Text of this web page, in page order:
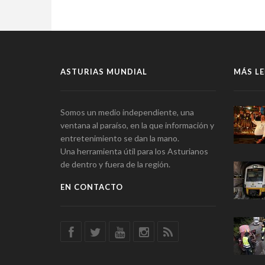
ASTURIAS MUNDIAL
Somos un medio independiente, una
ventana al paraíso, en la que información y
entretenimiento se dan la mano.
Una herramienta útil para los Asturianos
de dentro y fuera de la región.
EN CONTACTO
MÁS